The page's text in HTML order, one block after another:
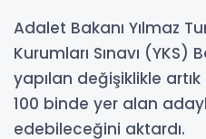
Adalet Bakanı Yılmaz
Kurumları Sınavı (YKS)
yapılan değişiklikle
100 binde yer alan
edebileceğini aktardı.